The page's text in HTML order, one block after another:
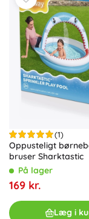
(1)
Oppusteligt
bruser Sharktastic
På lager
169 kr.
Læg i